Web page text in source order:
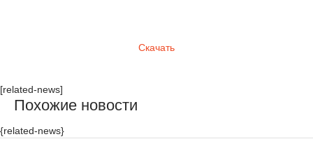
Скачать
[related-news]
Похожие новости
{related-news}